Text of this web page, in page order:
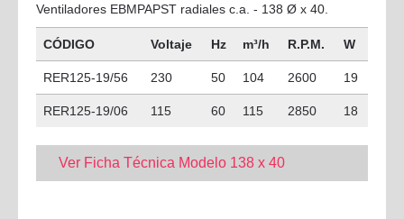
Ventiladores EBMPAPST radiales c.a. - 138 Ø x 40.
CÓDIGO Voltaje Hz m³/h R.P.M. W
RER125-19/56 230 50 104 2600 19
RER125-19/06 115 60 115 2850 18
Ver Ficha Técnica Modelo 138 x 40